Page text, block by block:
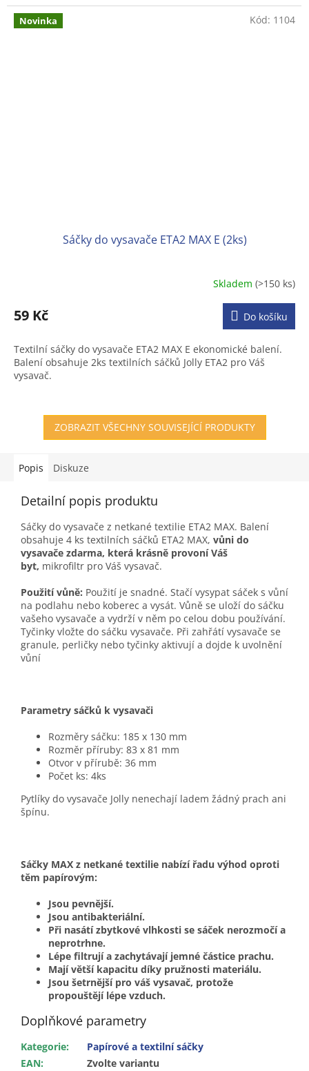
Novinka
Sáčky do vysavače ETA2 MAX E (2ks)
Skladem (>150 ks)
59 Kč Do košíku
Textilní sáčky do vysavače ETA2 MAX E ekonomické balení.
Balení obsahuje 2ks textilních sáčků Jolly ETA2 pro Váš
vysavač.
Kód: 1104
ZOBRAZIT VŠECHNY SOUVISEJÍCÍ PRODUKTY
Popis Diskuze
Detailní popis produktu
Sáčky do vysavače z netkané textilie ETA2 MAX. Balení
obsahuje 4 ks textilních sáčků ETA2 MAX, vůni do
vysavače zdarma, která krásně provoní Váš
byt, mikrofiltr pro Váš vysavač.
Použití vůně: Použití je snadné. Stačí vysypat sáček s vůní
na podlahu nebo koberec a vysát. Vůně se uloží do sáčku
vašeho vysavače a vydrží v něm po celou dobu používání.
Tyčinky vložte do sáčku vysavače. Při zahřátí vysavače se
granule, perličky nebo tyčinky aktivují a dojde k uvolnění
vůní
Parametry sáčků k vysavači
Rozměry sáčku: 185 x 130 mm
Rozměr příruby: 83 x 81 mm
Otvor v přírubě: 36 mm
Počet ks: 4ks
Pytlíky do vysavače Jolly nenechají ladem žádný prach ani
špínu.
Sáčky MAX z netkané textilie nabízí řadu výhod oproti
těm papírovým:
Jsou pevnější.
Jsou antibakteriální.
Při nasátí zbytkové vlhkosti se sáček nerozmočí a
neprotrhne.
Lépe filtrují a zachytávají jemné částice prachu.
Mají větší kapacitu díky pružnosti materiálu.
Jsou šetrnější pro váš vysavač, protože
propouštějí lépe vzduch.
Doplňkové parametry
Kategorie:
Papírové a textilní sáčky
EAN: Zvolte variantu